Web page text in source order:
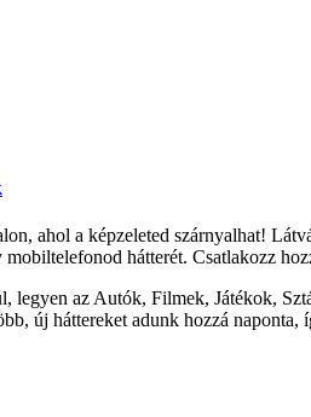
ahol a képzeleted szárnyalhat!
mobiltelefonod hátterét. Csatlakozz
legyen az Autók, Filmek, Játékok,
új háttereket adunk hozzá